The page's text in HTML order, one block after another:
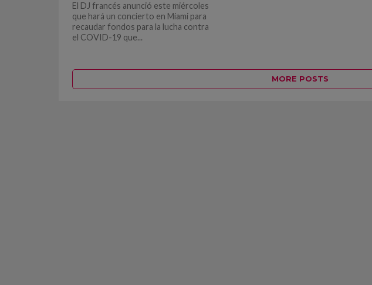
El DJ francés anunció este miércoles
que hará un concierto en Miami para
recaudar fondos para la lucha contra
el COVID-19 que...
MORE POSTS